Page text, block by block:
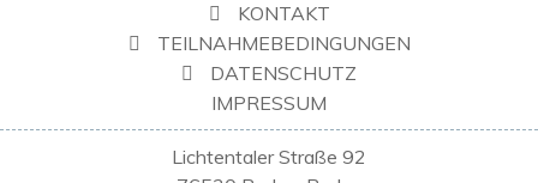
KONTAKT
TEILNAHMEBEDINGUNGEN
DATENSCHUTZ
IMPRESSUM
Lichtentaler Straße 92